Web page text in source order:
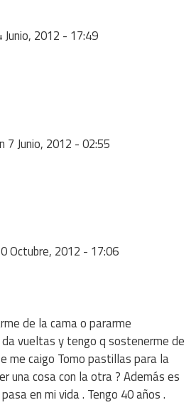
Junio, 2012 - 17:49
7 Junio, 2012 - 02:55
Octubre, 2012 - 17:06
de la cama o pararme
vueltas y tengo q sostenerme de
me caigo Tomo pastillas para la
una cosa con la otra ? Además es
en mi vida . Tengo 40 años .